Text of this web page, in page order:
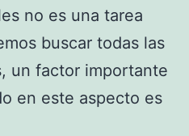
no es una tarea
buscar todas las
un factor importante
en este aspecto es